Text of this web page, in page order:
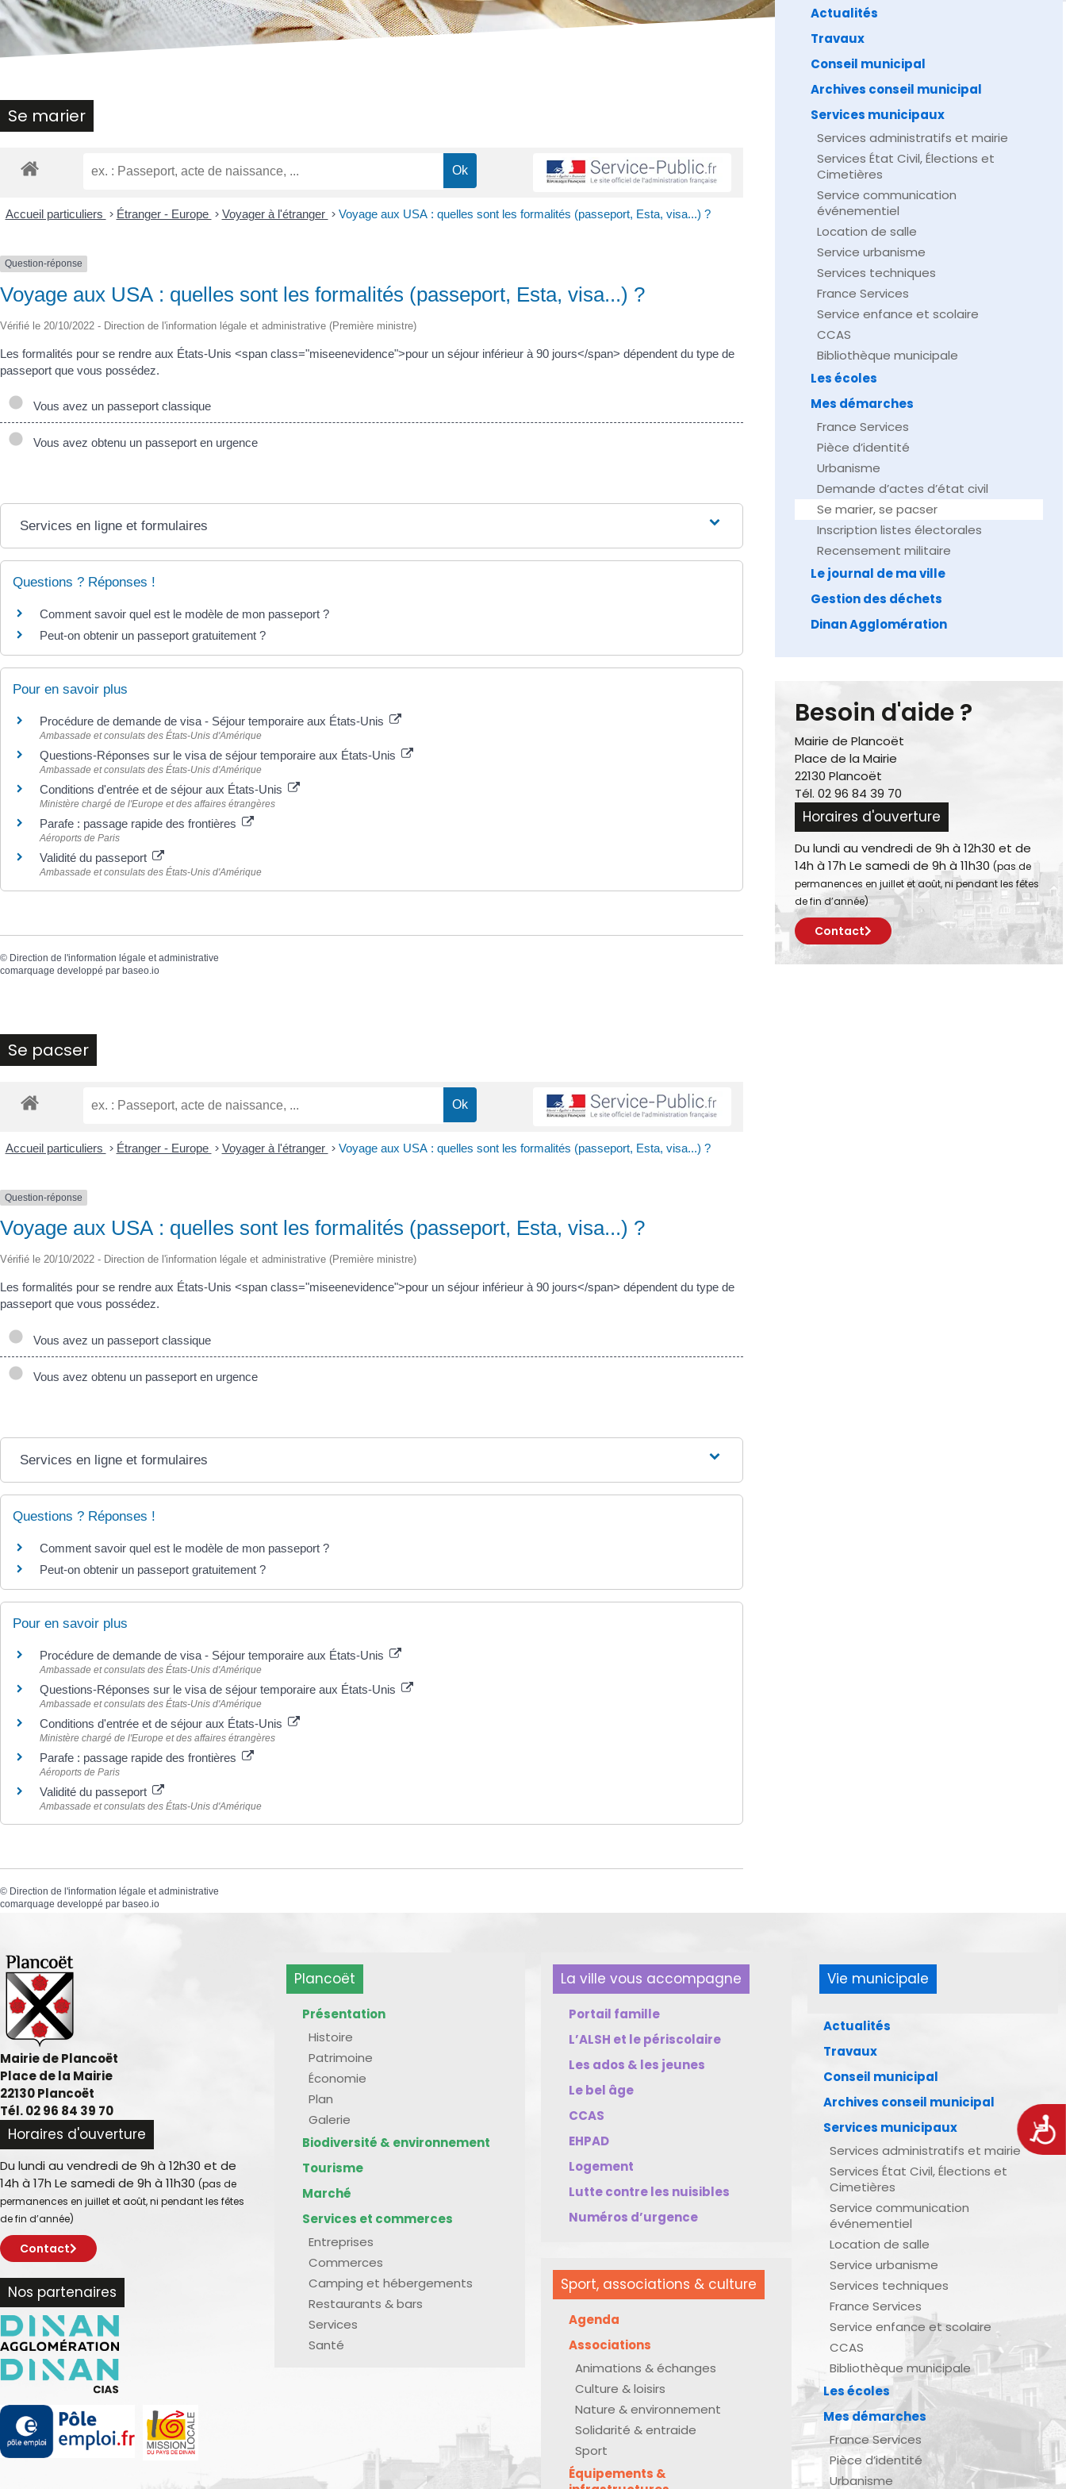
qui
utilisent
un
Appuyez
sur
pour
un
Se marier
Accueil particuliers > Étranger - Europe > Voyager à l'étranger > Voyage aux USA : quelles sont les formalités (passeport, Esta, visa...) ?
Question-réponse
Voyage aux USA : quelles sont les formalités (passeport, Esta, visa...) ?
Vérifié le 20/10/2022 - Direction de l'information légale et administrative (Première ministre)
Les formalités pour se rendre aux États-Unis <span class="miseenevidence">pour un séjour inférieur à 90 jours</span> dépendent du type de
passeport que vous possédez.
Vous avez un passeport classique
Vous avez obtenu un passeport en urgence
Services en ligne et formulaires
Questions ? Réponses !
Comment savoir quel est le modèle de mon passeport ?
Peut-on obtenir un passeport gratuitement ?
Pour en savoir plus
Procédure de demande de visa - Séjour temporaire aux États-Unis
Ambassade et consulats des États-Unis d'Amérique
Questions-Réponses sur le visa de séjour temporaire aux États-Unis
Ambassade et consulats des États-Unis d'Amérique
Conditions d'entrée et de séjour aux États-Unis
Ministère chargé de l'Europe et des affaires étrangères
Parafe : passage rapide des frontières
Aéroports de Paris
Validité du passeport
Ambassade et consulats des États-Unis d'Amérique
© Direction de l'information légale et administrative
comarquage developpé par baseo.io
Se pacser
Accueil particuliers > Étranger - Europe > Voyager à l'étranger > Voyage aux USA : quelles sont les formalités (passeport, Esta, visa...) ?
Question-réponse
Voyage aux USA : quelles sont les formalités (passeport, Esta, visa...) ?
Vérifié le 20/10/2022 - Direction de l'information légale et administrative (Première ministre)
Les formalités pour se rendre aux États-Unis <span class="miseenevidence">pour un séjour inférieur à 90 jours</span> dépendent du type de
passeport que vous possédez.
Vous avez un passeport classique
Vous avez obtenu un passeport en urgence
Services en ligne et formulaires
Questions ? Réponses !
Comment savoir quel est le modèle de mon passeport ?
Peut-on obtenir un passeport gratuitement ?
Pour en savoir plus
Procédure de demande de visa - Séjour temporaire aux États-Unis
Ambassade et consulats des États-Unis d'Amérique
Questions-Réponses sur le visa de séjour temporaire aux États-Unis
Ambassade et consulats des États-Unis d'Amérique
Conditions d'entrée et de séjour aux États-Unis
Ministère chargé de l'Europe et des affaires étrangères
Parafe : passage rapide des frontières
Aéroports de Paris
Validité du passeport
Ambassade et consulats des États-Unis d'Amérique
© Direction de l'information légale et administrative
comarquage developpé par baseo.io
Actualités
Travaux
Conseil municipal
Archives conseil municipal
Services municipaux
Services administratifs et mairie
Services État Civil, Élections et
Cimetières
Service communication
événementiel
Location de salle
Service urbanisme
Services techniques
France Services
Service enfance et scolaire
CCAS
Bibliothèque municipale
Les écoles
Mes démarches
France Services
Pièce d’identité
Urbanisme
Demande d’actes d’état civil
Se marier, se pacser
Inscription listes électorales
Recensement militaire
Le journal de ma ville
Gestion des déchets
Dinan Agglomération
Besoin d'aide ?
Mairie de Plancoët
Place de la Mairie
22130 Plancoët
Tél. 02 96 84 39 70
Horaires d'ouverture
Du lundi au vendredi de 9h à 12h30 et de
14h à 17h Le samedi de 9h à 11h30 (pas de
permanences en juillet et août, ni pendant les fêtes
de fin d’année)
Contact
Mairie de Plancoët
Place de la Mairie
22130 Plancoët
Tél. 02 96 84 39 70
Horaires d'ouverture
Du lundi au vendredi de 9h à 12h30 et de
14h à 17h Le samedi de 9h à 11h30 (pas de
permanences en juillet et août, ni pendant les fêtes
de fin d’année)
Contact
Nos partenaires
Plancoët
Présentation
Histoire
Patrimoine
Économie
Plan
Galerie
Biodiversité & environnement
Tourisme
Marché
Services et commerces
Entreprises
Commerces
Camping et hébergements
Restaurants & bars
Services
Santé
La ville vous accompagne
Portail famille
L’ALSH et le périscolaire
Les ados & les jeunes
Le bel âge
CCAS
EHPAD
Logement
Lutte contre les nuisibles
Numéros d’urgence
Sport, associations & culture
Agenda
Associations
Animations & échanges
Culture & loisirs
Nature & environnement
Solidarité & entraide
Sport
Équipements &
Vie municipale
Actualités
Travaux
Conseil municipal
Archives conseil municipal
Services municipaux
Services administratifs et mairie
Services État Civil, Élections et
Cimetières
Service communication
événementiel
Location de salle
Service urbanisme
Services techniques
France Services
Service enfance et scolaire
CCAS
Bibliothèque municipale
Les écoles
Mes démarches
France Services
Pièce d’identité
Urbanisme